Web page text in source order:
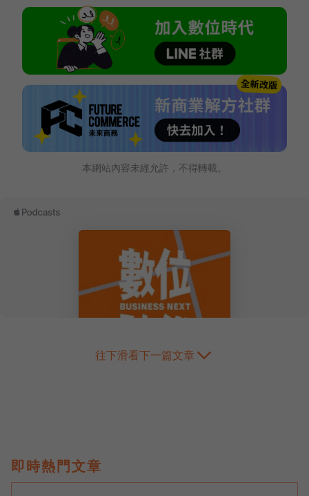
本網站內容未經允許，不得轉載。
往下滑看下一篇文章
即時熱門文章